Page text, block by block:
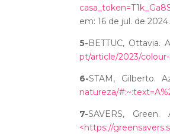
em: 16 de jul. de 2024.
5-BETTUC, Ottavia.
pt/article/2023/
6-STAM, Gilberto.
natureza/
7-SAVERS,
<https://